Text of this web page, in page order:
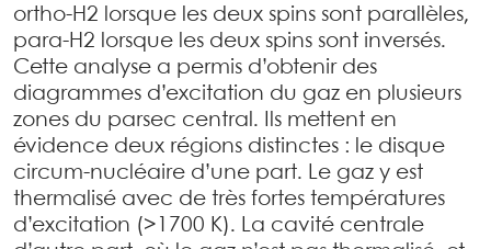
ortho-H2 lorsque les deux spins sont parallèles,
para-H2 lorsque les deux spins sont inversés.
Cette analyse a permis d’obtenir des
diagrammes d’excitation du gaz en plusieurs
zones du parsec central. Ils mettent en
évidence deux régions distinctes : le disque
circum-nucléaire d’une part. Le gaz y est
thermalisé avec de très fortes températures
d’excitation (>1700 K). La cavité centrale